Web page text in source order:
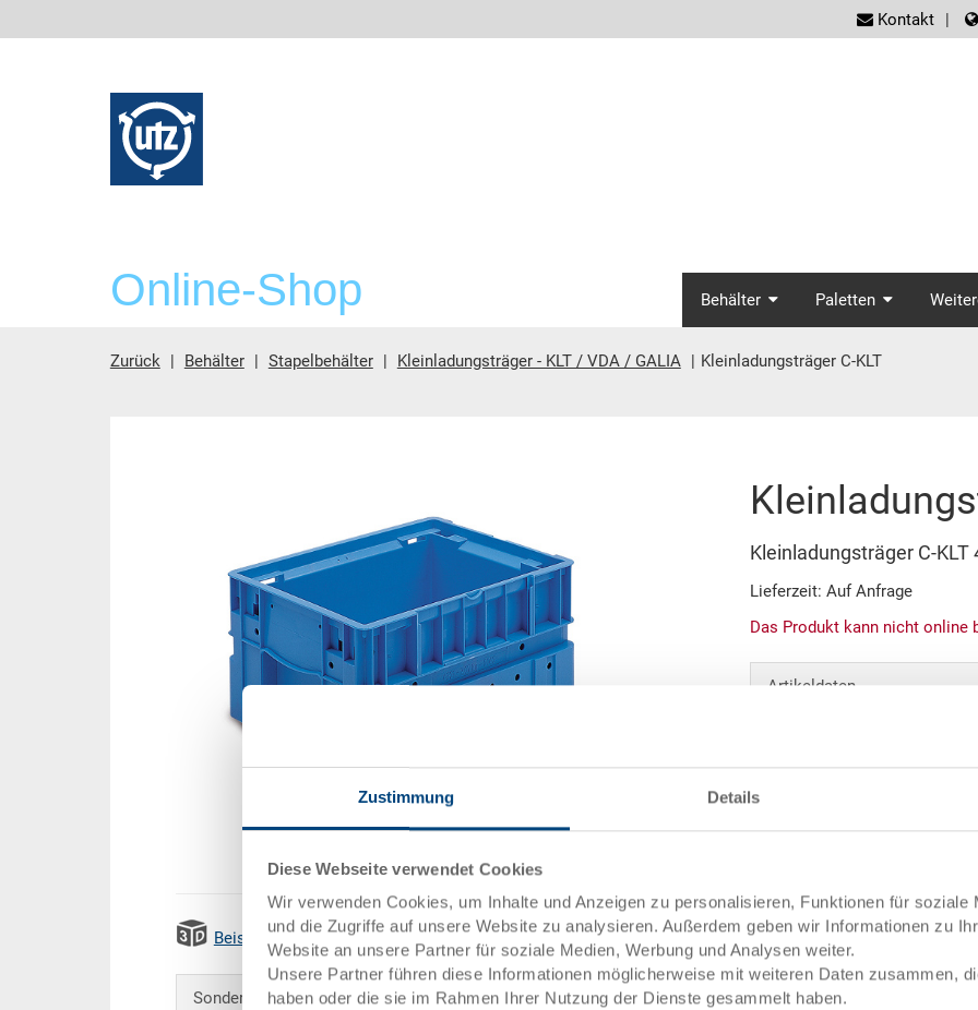
Zustimmung Details
Diese Webseite verwendet Cookies
Wir verwenden Cookies, um Inhalte und Anzeigen zu personalisieren, Funktionen für soziale
und die Zugriffe auf unsere Website zu analysieren. Außerdem geben wir Informationen zu
Website an unsere Partner für soziale Medien, Werbung und Analysen weiter.
Unsere Partner führen diese Informationen möglicherweise mit weiteren Daten zusammen,
haben oder die sie im Rahmen Ihrer Nutzung der Dienste gesammelt haben.
Kontakt
Online-Shop Behälter Paletten
Zurück Behälter Stapelbehälter Kleinladungsträger - KLT / VDA / GALIA Kleinladungsträger C-KLT
Beispiel 3D Animation
Sonderanfertigungen - Unser Spezialgebiet
Kleinladungsträger C-
Lieferzeit: Auf Anfrage
Das Produkt kann nicht online
Artikeldaten
Farbe:
Angebot anfordern
Technische Daten